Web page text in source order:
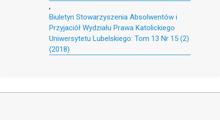
,
Biuletyn Stowarzyszenia Absolwentów i
Przyjaciół Wydziału Prawa Katolickiego
Uniwersytetu Lubelskiego: Tom 13 Nr 15 (2)
(2018)